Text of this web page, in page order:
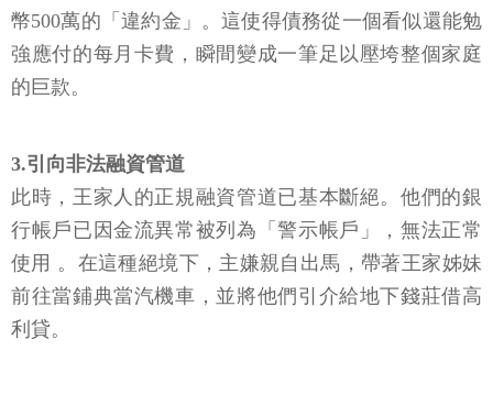
幣500萬的「違約金」。這使得債務從一個看似還能勉
強應付的每月卡費，瞬間變成一筆足以壓垮整個家庭
的巨款。
3.引向非法融資管道
此時，王家人的正規融資管道已基本斷絕。他們的銀
行帳戶已因金流異常被列為「警示帳戶」，無法正常
使用 。在這種絕境下，主嫌親自出馬，帶著王家姊妹
前往當鋪典當汽機車，並將他們引介給地下錢莊借高
利貸。